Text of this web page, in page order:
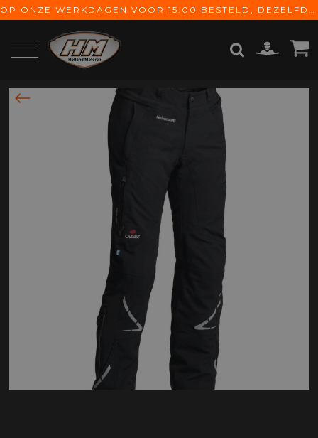
OP ONZE WERKDAGEN VOOR 15:00 BESTELD, DEZELFDE DAG VERZONDEN! GRATIS VERZENDING VANAF € 65,-